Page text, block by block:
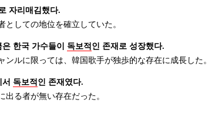
자리매김했다.
としての地位を確立していた。
한국 가수들이 독보적 인 존재로 성장했다.
ンルに限っては、韓国歌手が独歩的な存在に成長した。
독보적 인 존재였다.
出る者が無い存在だった。